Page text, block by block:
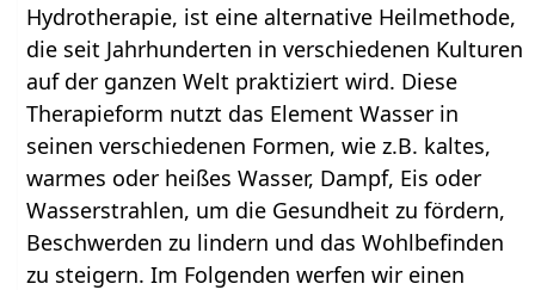
Hydrotherapie, ist eine alternative Heilmethode,
die seit Jahrhunderten in verschiedenen Kulturen
auf der ganzen Welt praktiziert wird. Diese
Therapieform nutzt das Element Wasser in
seinen verschiedenen Formen, wie z.B. kaltes,
warmes oder heißes Wasser, Dampf, Eis oder
Wasserstrahlen, um die Gesundheit zu fördern,
Beschwerden zu lindern und das Wohlbefinden
zu steigern. Im Folgenden werfen wir einen